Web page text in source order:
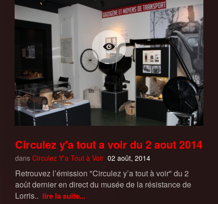
Circulez y'a tout a voir du 2 aout 2014
dans Circulez Y'a Tout à Voir 02 août, 2014
Retrouvez l’émission "Circulez y’a tout à voir" du 2
août dernier en direct du musée de la résistance de
Lorris.. lire la suite...